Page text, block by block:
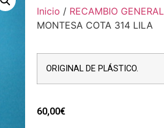
Inicio / RECAMBIO GENERAL
MONTESA COTA 314 LILA
ORIGINAL DE PLÁSTICO.
60,00€